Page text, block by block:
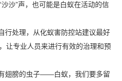
沙”声，也可能是白蚁在活动的信
行处理，从化蚁害防控站建议最好
让专业人员来进行有效的治理和预
翅膀的虫子——白蚁，我们要多留